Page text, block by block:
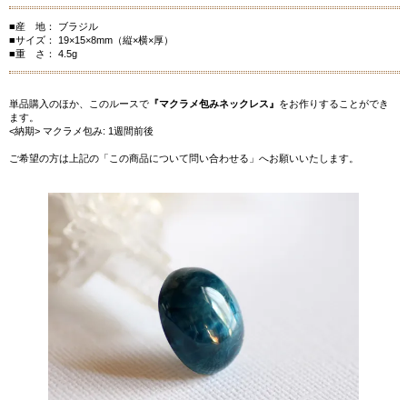
■産 地： ブラジル
■サイズ： 19×15×8mm（縦×横×厚）
■重 さ： 4.5g
単品購入のほか、このルースで 『マクラメ包みネックレス』 をお作りすることができ
ます。
<納期> マクラメ包み: 1週間前後
ご希望の方は上記の「この商品について問い合わせる」へお願いいたします。